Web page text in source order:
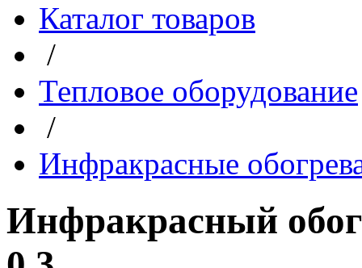
Каталог товаров
/
Тепловое оборудование
/
Инфракрасные
Инфракрасный